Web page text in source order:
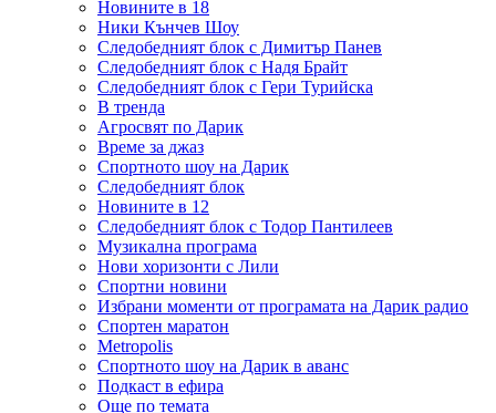
Новините в 18
Ники Кънчев Шоу
Следобедният блок с Димитър Панев
Следобедният блок с Надя Брайт
Следобедният блок с Гери Турийска
В тренда
Агросвят по Дарик
Време за джаз
Спортното шоу на Дарик
Следобедният блок
Новините в 12
Следобедният блок с Тодор Пантилеев
Музикална програма
Нови хоризонти с Лили
Спортни новини
Избрани моменти от програмата на Дарик радио
Спортен маратон
Metropolis
Спортното шоу на Дарик в аванс
Подкаст в ефира
Още по темата